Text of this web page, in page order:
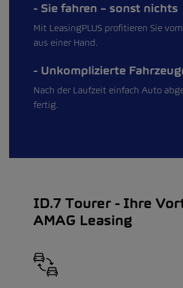
Sie fahren – sonst nichts
Mit LeasingPLUS profitieren Sie
aus einer Hand.
Unkomplizierte
Nach der Laufzeit einfach Auto
fertig.
ID.7 Tourer - Ihre
AMAG Leasing